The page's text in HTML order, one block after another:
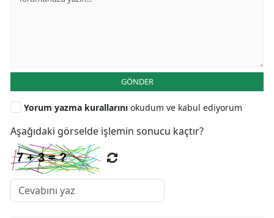
GÖNDER
Yorum yazma kurallarını okudum ve kabul ediyorum
Aşağıdaki görselde işlemin sonucu kaçtır?